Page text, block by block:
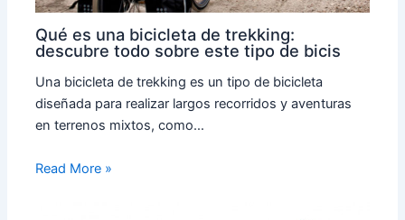
Qué es una bicicleta de trekking:
descubre todo sobre este tipo de bicis
Una bicicleta de trekking es un tipo de bicicleta
diseñada para realizar largos recorridos y aventuras
en terrenos mixtos, como…
Read More »